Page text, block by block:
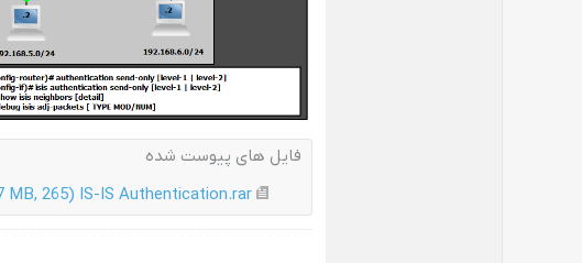
فایل های پیوست شده
IS-IS Authentication.rar (1.57 MB, 265 نمایش)